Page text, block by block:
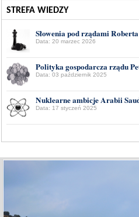
STREFA WIEDZY
Słowenia pod rządami
Data: 20 marzec 2026
Polityka gospodarcza rządu
Data: 03 październik 2025
Nuklearne ambicje Arabii
Data: 17 styczeń 2025